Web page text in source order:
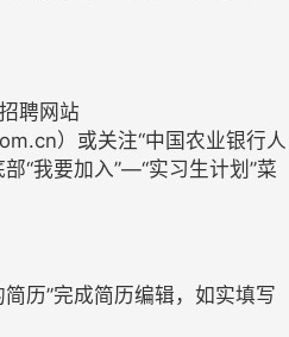
聘网站
）或关注“中国农业银行人
“我要加入”—“实习生计划”菜
简历”完成简历编辑，如实填写